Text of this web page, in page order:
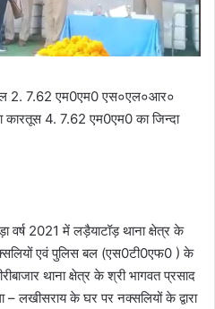
2. 7.62 एम0एम0 एस०एल०आर०
4. 7.62 एम0एम0 का जिन्दा
वर्ष 2021 में लड़ैयाटॉड़ थाना क्षेत्र के
एवं पुलिस बल (एस0टी0एफ0 ) के
थाना क्षेत्र के श्री भागवत प्रसाद
– लखीसराय के घर पर नक्सलियों के द्वारा